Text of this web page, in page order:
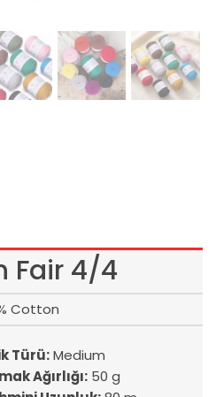
Fair 4/4
Cotton
Türü:Medium
Ağırlığı: 50 g